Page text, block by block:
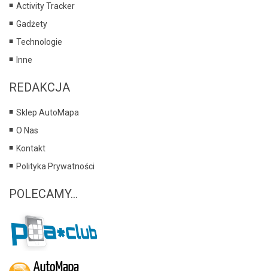
Activity Tracker
Gadżety
Technologie
Inne
REDAKCJA
Sklep AutoMapa
O Nas
Kontakt
Polityka Prywatności
POLECAMY...